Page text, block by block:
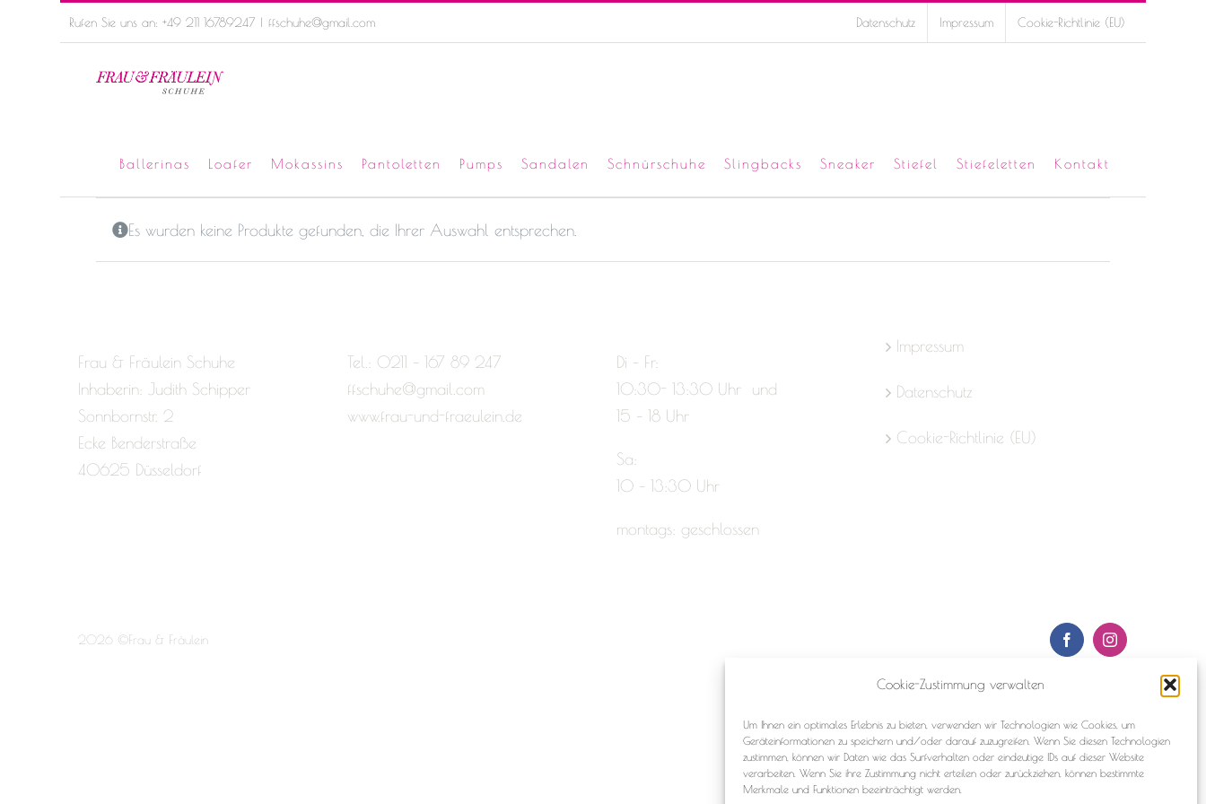
Cookie-Zustimmung verwalten
Um Ihnen ein optimales Erlebnis zu bieten, verwenden wir Technologien wie Cookies, um
Geräteinformationen zu speichern und/oder darauf zuzugreifen. Wenn Sie diesen Technologien
zustimmen, können wir Daten wie das Surfverhalten oder eindeutige IDs auf dieser Website
verarbeiten. Wenn Sie ihre Zustimmung nicht erteilen oder zurückziehen, können bestimmte
Merkmale und Funktionen beeinträchtigt werden.
Rufen Sie uns an: +49 211 16789247 | ffschuhe@gmail.com Datenschutz Impressum Cookie-Richtlinie (EU)
Ballerinas Loafer Mokassins Pantoletten Pumps Sandalen Schnürschuhe Slingbacks Sneaker Stiefel Stiefeletten Kontakt
Es wurden keine Produkte gefunden, die Ihrer Auswahl entsprechen.
Frau & Fräulein Schuhe
Inhaberin: Judith Schipper
Sonnbornstr. 2
Ecke Benderstraße
40625 Düsseldorf
Tel.: 0211 – 167 89 247
ffschuhe@gmail.com
www.frau-und-fraeulein.de
Di – Fr:
10:30- 13:30 Uhr und
15 – 18 Uhr
Sa:
10 – 13:30 Uhr
montags: geschlossen
Impressum
Datenschutz
Cookie-Richtlinie (EU)
2026 ©Frau & Fräulein FacebookInstagram